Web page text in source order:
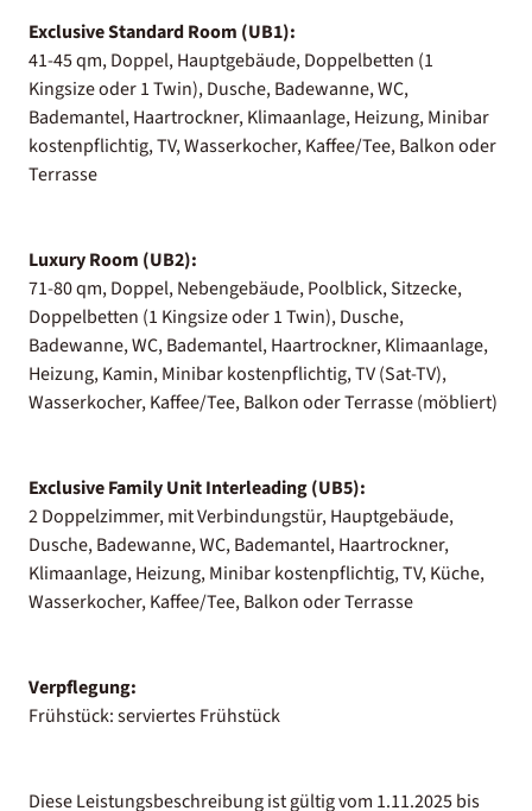
Exclusive Standard Room (UB1):
41-45 qm, Doppel, Hauptgebäude, Doppelbetten (1
Kingsize oder 1 Twin), Dusche, Badewanne, WC,
Bademantel, Haartrockner, Klimaanlage, Heizung, Minibar
kostenpflichtig, TV, Wasserkocher, Kaffee/Tee, Balkon oder
Terrasse
Luxury Room (UB2):
71-80 qm, Doppel, Nebengebäude, Poolblick, Sitzecke,
Doppelbetten (1 Kingsize oder 1 Twin), Dusche,
Badewanne, WC, Bademantel, Haartrockner, Klimaanlage,
Heizung, Kamin, Minibar kostenpflichtig, TV (Sat-TV),
Wasserkocher, Kaffee/Tee, Balkon oder Terrasse (möbliert)
Exclusive Family Unit Interleading (UB5):
2 Doppelzimmer, mit Verbindungstür, Hauptgebäude,
Dusche, Badewanne, WC, Bademantel, Haartrockner,
Klimaanlage, Heizung, Minibar kostenpflichtig, TV, Küche,
Wasserkocher, Kaffee/Tee, Balkon oder Terrasse
Verpflegung:
Frühstück: serviertes Frühstück
Diese Leistungsbeschreibung ist gültig vom 1.11.2025 bis